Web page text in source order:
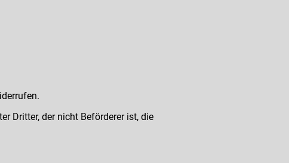
Dritter, der nicht Beförderer ist, die